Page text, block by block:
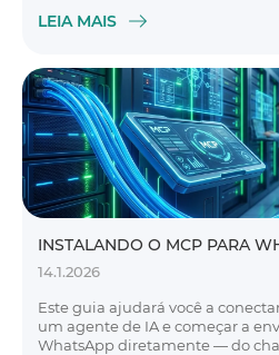
LEIA MAIS
INSTALANDO O MCP PARA
14.1.2026
Este guia ajudará você a
um agente de IA e começar a
WhatsApp diretamente — do